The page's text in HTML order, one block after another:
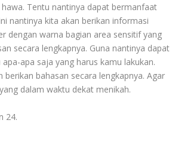
Tentu nantinya dapat bermanfaat
nantinya kita akan berikan informasi
dengan warna bagian area sensitif yang
secara lengkapnya. Guna nantinya dapat
apa saja yang harus kamu lakukan.
bahasan secara lengkapnya. Agar
dalam waktu dekat menikah.
24.